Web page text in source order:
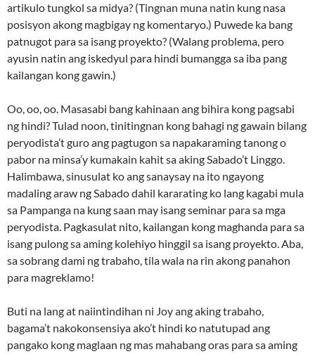
artikulo tungkol sa midya? (Tingnan muna natin kung nasa
posisyon akong magbigay ng komentaryo.) Puwede ka bang
patnugot para sa isang proyekto? (Walang problema, pero
ayusin natin ang iskedyul para hindi bumangga sa iba pang
kailangan kong gawin.)
Oo, oo, oo. Masasabi bang kahinaan ang bihira kong pagsabi
ng hindi? Tulad noon, tinitingnan kong bahagi ng gawain bilang
peryodista’t guro ang pagtugon sa napakaraming tanong o
pabor na minsa’y kumakain kahit sa aking Sabado’t Linggo.
Halimbawa, sinusulat ko ang sanaysay na ito ngayong
madaling araw ng Sabado dahil kararating ko lang kagabi mula
sa Pampanga na kung saan may isang seminar para sa mga
peryodista. Pagkasulat nito, kailangan kong maghanda para sa
isang pulong sa aming kolehiyo hinggil sa isang proyekto. Aba,
sa sobrang dami ng trabaho, tila wala na rin akong panahon
para magreklamo!
Buti na lang at naiintindihan ni Joy ang aking trabaho,
bagama’t nakokonsensiya ako’t hindi ko natutupad ang
pangako kong maglaan ng mas mahabang oras para sa aming